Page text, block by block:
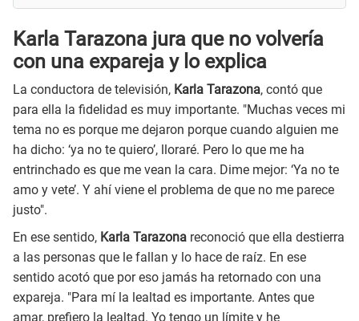
Karla Tarazona jura que no volvería
con una expareja y lo explica
La conductora de televisión, Karla Tarazona, contó que
para ella la fidelidad es muy importante. "Muchas veces mi
tema no es porque me dejaron porque cuando alguien me
ha dicho: ‘ya no te quiero’, lloraré. Pero lo que me ha
entrinchado es que me vean la cara. Dime mejor: ‘Ya no te
amo y vete’. Y ahí viene el problema de que no me parece
justo".
En ese sentido, Karla Tarazona reconoció que ella destierra
a las personas que le fallan y lo hace de raíz. En ese
sentido acotó que por eso jamás ha retornado con una
expareja. "Para mí la lealtad es importante. Antes que
amar, prefiero la lealtad. Yo tengo un límite y he